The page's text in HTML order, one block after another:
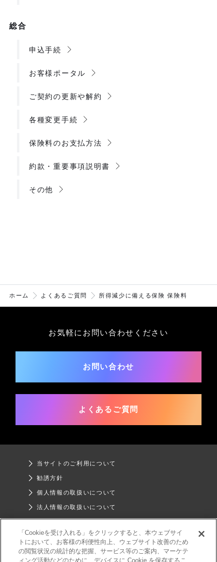
総合
申込手続
お客様ポータル
ご契約の更新や解約
各種変更手続
保険料のお支払方法
約款・重要事項説明書
その他
ホーム よくあるご質問 所得減少に備える保険 保険料
お気軽にお問い合わせください
お問い合わせ
よくあるご質問
当サイトのご利用について
勧誘方針
個人情報の取扱いについて
法人情報の取扱いについて
SNSガイドライン
「Cookieを受け入れる」をクリックすると、本ウェブサイ
トにおいて、お客様の利便性向上、ウェブサイト改善のため
の閲覧状況の統計的な把握、サービス等のご案内、マーケテ
ィング活動などのために、デバイスに Cookie を保存するこ